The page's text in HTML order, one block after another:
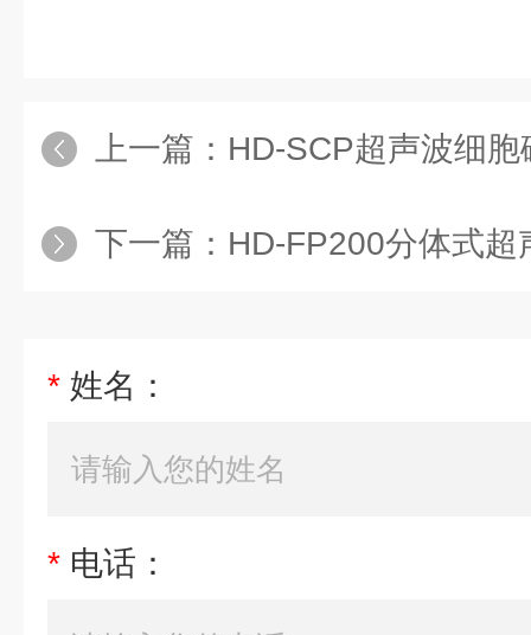
上一篇： HD-SCP超声波细胞
下一篇： HD-FP200分体式超
* 姓名：
* 电话：